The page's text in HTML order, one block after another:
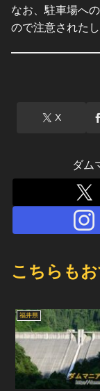
なお、駐車場へ
ので注意されたし
X
ダム
こちらも
福井県